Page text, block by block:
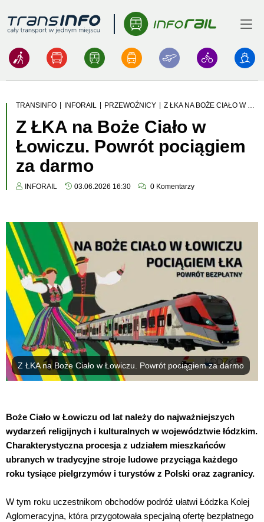
Logo Menu
TRANSINFO INFORAIL PRZEWOŹNICY Z ŁKA NA BOŻE CIAŁO W ŁOWICZU. POWRÓT POCIĄGIEM ZA DARMO
Z ŁKA na Boże Ciało w
Łowiczu. Powrót pociągiem
za darmo
INFORAIL 03.06.2026 16:30 0 Komentarzy
Z ŁKA na Boże Ciało w Łowiczu. Powrót pociągiem za darmo
Boże Ciało w Łowiczu od lat należy do najważniejszych
wydarzeń religijnych i kulturalnych w województwie łódzkim.
Charakterystyczna procesja z udziałem mieszkańców
ubranych w tradycyjne stroje ludowe przyciąga każdego
roku tysiące pielgrzymów i turystów z Polski oraz zagranicy.
W tym roku uczestnikom obchodów podróż ułatwi Łódzka Kolej
Aglomeracyjna, która przygotowała specjalną ofertę bezpłatnego